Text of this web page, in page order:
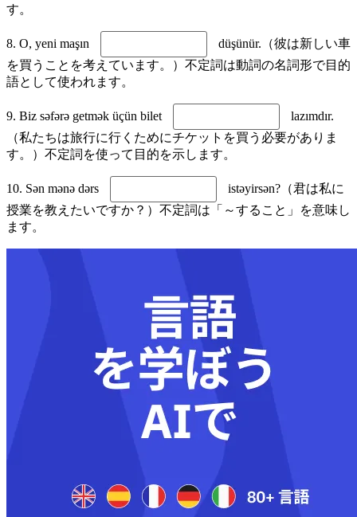
す。
8. O, yeni maşın
düşünür.（彼は新しい車
を買うことを考えています。）不定詞は動詞の名詞形で目的
語として使われます。
9. Biz səfərə getmək üçün bilet
lazımdır.
（私たちは旅行に行くためにチケットを買う必要がありま
す。）不定詞を使って目的を示します。
10. Sən mənə dərs
istəyirsən?（君は私に
授業を教えたいですか？）不定詞は「～すること」を意味し
ます。